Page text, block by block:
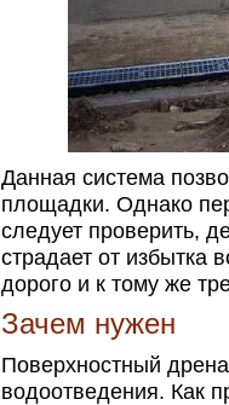
Данная система
площадки. Однако
следует проверить,
страдает от избытка
дорого и к тому же
Зачем нужен
Поверхностный
водоотведения. Как